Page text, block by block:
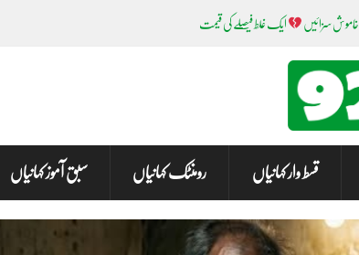
خاموش سزائیں ایک غلط فیصلے کی قیمت
قسط وار کہانیاں رومنٹک کہانیاں سبق آموز کہانیاں